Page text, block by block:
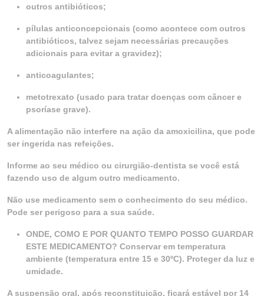
outros antibióticos;
pílulas anticoncepcionais (como acontece com outros
antibióticos, talvez sejam necessárias precauções
adicionais para evitar a gravidez);
anticoagulantes;
metotrexato (usado para tratar doenças com câncer e
psoríase grave).
A alimentação não interfere na ação da amoxicilina, que pode
ser ingerida nas refeições.
Informe ao seu médico ou cirurgião-dentista se você está
fazendo uso de algum outro medicamento.
Não use medicamento sem o conhecimento do seu médico.
Pode ser perigoso para a sua saúde.
ONDE, COMO E POR QUANTO TEMPO POSSO GUARDAR
ESTE MEDICAMENTO? Conservar em temperatura
ambiente (temperatura entre 15 e 30ºC). Proteger da luz e
umidade.
A suspensão oral, após reconstituição, ficará estável por 14